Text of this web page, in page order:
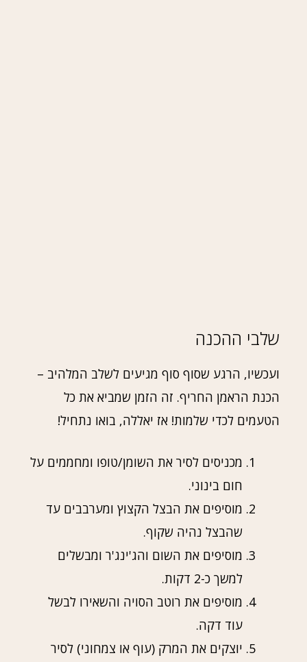
שלבי ההכנה
ועכשיו, הרגע שסוף סוף מגיעים לשלב המלהיב –
הכנת הראמן החריף. זה הזמן שמביא את כל
הטעמים לכדי שלמות! אז יאללה, בואו נתחיל!
מכניסים לסיר את השומן/טופו ומחממים על
חום בינוני.
מוסיפים את הבצל הקצוץ ומערבבים עד
שהבצל נהיה שקוף.
מוסיפים את השום והג'ינג'ר ומבשלים
למשך כ-2 דקות.
מוסיפים את רוטב הסויה והשאירו לבשל
עוד דקה.
יוצקים את המרק (עוף או צמחוני) לסיר